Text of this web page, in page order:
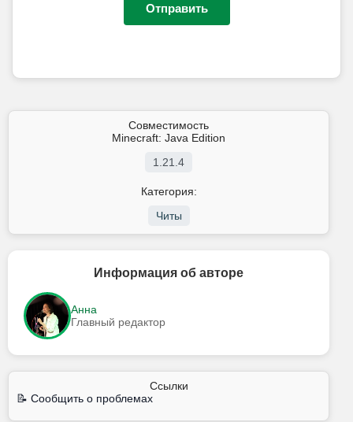
Отправить
Совместимость
Minecraft: Java Edition
1.21.4
Категория:
Читы
Информация об авторе
Анна
Главный редактор
Ссылки
📝 Сообщить о проблемах